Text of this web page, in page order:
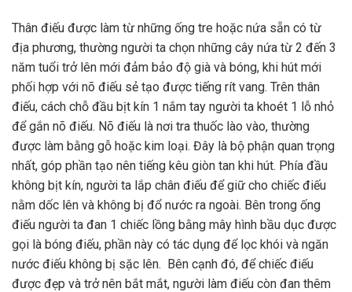
Thân điếu được làm từ những ống tre hoặc nứa sẵn có từ
địa phương, thường người ta chọn những cây nứa từ 2 đến 3
năm tuổi trở lên mới đảm bảo độ già và bóng, khi hút mới
phối hợp với nõ điếu sẻ tạo được tiếng rít vang. Trên thân
điếu, cách chỗ đầu bịt kín 1 nắm tay người ta khoét 1 lỗ nhỏ
để gắn nõ điếu. Nõ điếu là nơi tra thuốc lào vào, thường
được làm bằng gỗ hoặc kim loại. Đây là bộ phận quan trọng
nhất, góp phần tạo nên tiếng kêu giòn tan khi hút. Phía đầu
không bịt kín, người ta lắp chân điếu để giữ cho chiếc điếu
nằm dốc lên và không bị đổ nước ra ngoài. Bên trong ống
điếu người ta đan 1 chiếc lồng bằng mây hình bầu dục được
gọi là bóng điếu, phần này có tác dụng để lọc khói và ngăn
nước điếu không bị sặc lên. Bên cạnh đó, để chiếc điếu
được đẹp và trở nên bắt mắt, người làm điếu còn đan thêm